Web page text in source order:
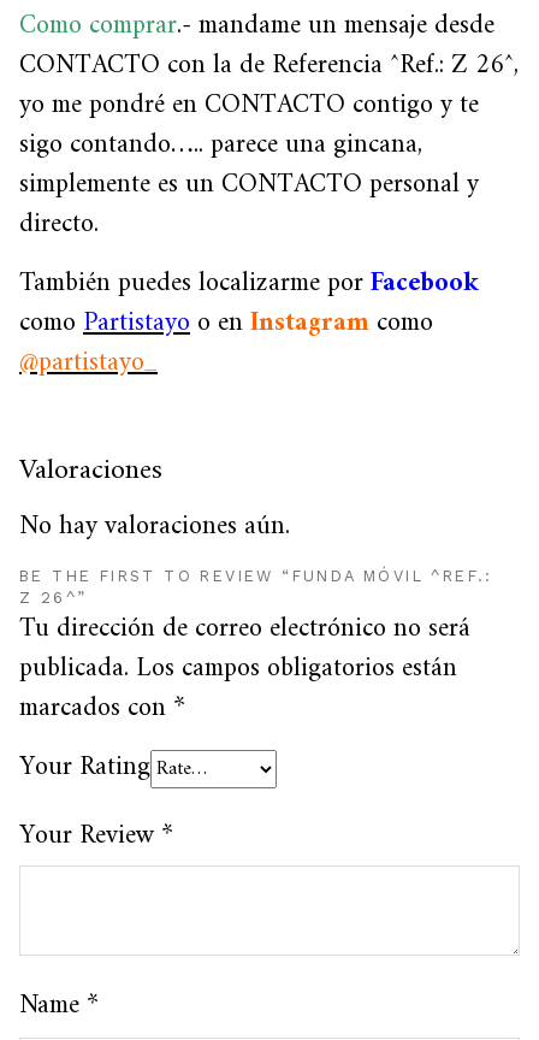
Como comprar.- mandame un mensaje desde
CONTACTO con la de Referencia ^Ref.: Z 26^,
yo me pondré en CONTACTO contigo y te
sigo contando….. parece una gincana,
simplemente es un CONTACTO personal y
directo.
También puedes localizarme porFacebook
comoPartistayoo enInstagramcomo
@partistayo_
Valoraciones
No hay valoraciones aún.
BE THE FIRST TO REVIEW “FUNDA MÓVIL ^REF.:
Z 26^”
Tu dirección de correo electrónico no será
publicada. Los campos obligatorios están
marcados con*
Your Rating
Your Review*
Name*